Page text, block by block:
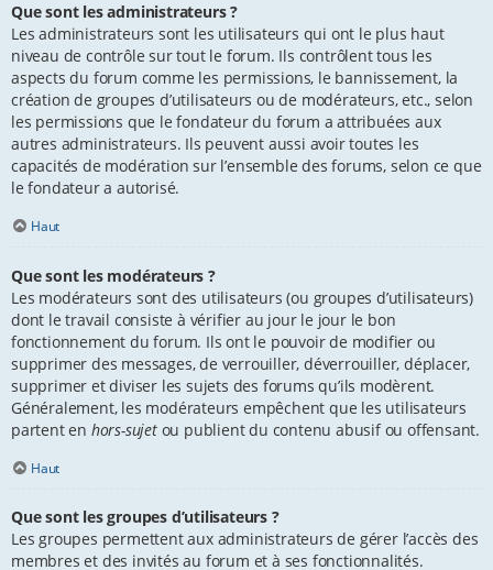
Que sont les administrateurs ?
Les administrateurs sont les utilisateurs qui ont le plus haut
niveau de contrôle sur tout le forum. Ils contrôlent tous les
aspects du forum comme les permissions, le bannissement, la
création de groupes d’utilisateurs ou de modérateurs, etc., selon
les permissions que le fondateur du forum a attribuées aux
autres administrateurs. Ils peuvent aussi avoir toutes les
capacités de modération sur l’ensemble des forums, selon ce que
le fondateur a autorisé.
Haut
Que sont les modérateurs ?
Les modérateurs sont des utilisateurs (ou groupes d’utilisateurs)
dont le travail consiste à vérifier au jour le jour le bon
fonctionnement du forum. Ils ont le pouvoir de modifier ou
supprimer des messages, de verrouiller, déverrouiller, déplacer,
supprimer et diviser les sujets des forums qu’ils modèrent.
Généralement, les modérateurs empêchent que les utilisateurs
partent en hors-sujetou publient du contenu abusif ou offensant.
Haut
Que sont les groupes d’utilisateurs ?
Les groupes permettent aux administrateurs de gérer l’accès des
membres et des invités au forum et à ses fonctionnalités.